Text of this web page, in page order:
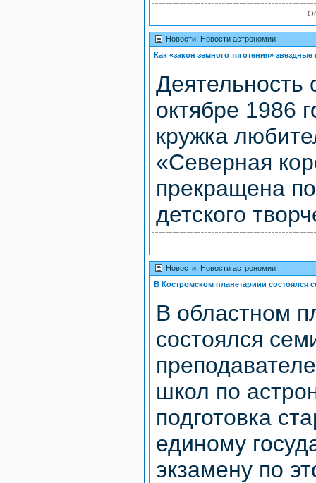
Новости: Новости астрономии
Как «закон земного тяготения»
Деятельность
октябре 1986
кружка
«Северная
прекращена
детского
Новости: Новости астрономии
В Костромском планетариии состоялся
В областном
состоялся
школ по
подготовка
единому
экзамену по